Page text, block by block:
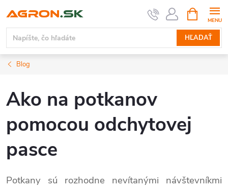
na
obsah
HĽADAŤ
KOŠÍK
Blog
Ako na potkanov
pomocou odchytovej
pasce
Potkany sú rozhodne nevítanými návštevníkmi